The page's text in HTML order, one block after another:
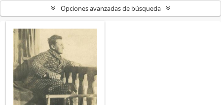
Opciones avanzadas de búsqueda